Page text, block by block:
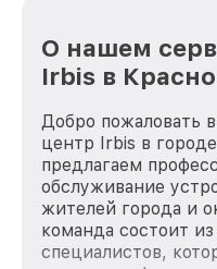
О нашем
Irbis в
Добро пожаловать
центр Irbis в
предлагаем
обслуживание
жителей города и
команда состоит
специалистов,